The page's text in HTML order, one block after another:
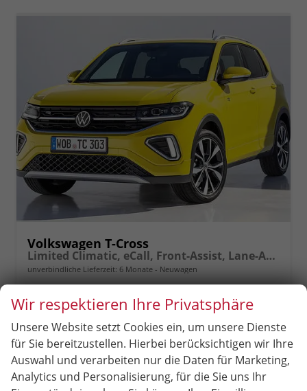
Volkswagen T-Cross
Limited Climatic, eCall, Front-Assist, Lane-Assist, Bluetooth, ISOFIX, LED, Rückfahrkamera, 17" Alu uvm.
unverbindliche Lieferzeit: 6 Monate Neuwagen
GetriebeSchalt. 6-Gang
Kraftstoff Benzin Leistung 85 kW (116 PS)
22.890,– €
incl. 19% MwSt.
Rückruf
anfordern
PDF-
Datei,
Fahrzeugexposé
Fahrzeug
drucken,
parken
Verbrauch kombiniert:5,80 l/100km
CO -Klasse: D
Wir respektieren Ihre Privatsphäre
Unsere Website setzt Cookies ein, um unsere Dienste
für Sie bereitzustellen. Hierbei berücksichtigen wir Ihre
Auswahl und verarbeiten nur die Daten für Marketing,
Analytics und Personalisierung, für die Sie uns Ihr